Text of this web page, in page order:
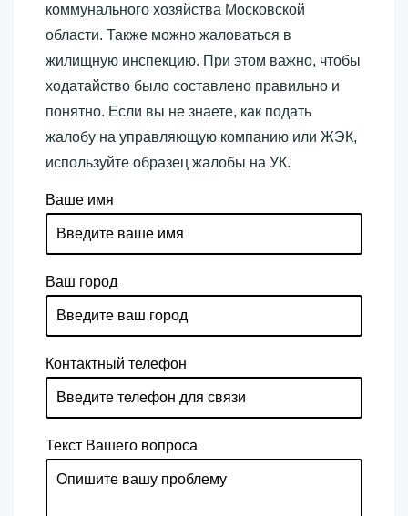
коммунального хозяйства Московской
области. Также можно жаловаться в
жилищную инспекцию. При этом важно, чтобы
ходатайство было составлено правильно и
понятно. Если вы не знаете, как подать
жалобу на управляющую компанию или ЖЭК,
используйте образец жалобы на УК.
Ваше имя
Ваш город
Контактный телефон
Текст Вашего вопроса